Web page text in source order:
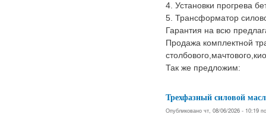
4. Установки прогрева
5. Трансформатор
Гарантия на всю
Продажа комплектной
Так же предложим:
Трехфазный силовой
Опубликовано чт, 08/06/2026 - 10:19